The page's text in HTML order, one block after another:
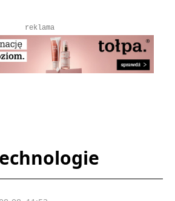
reklama